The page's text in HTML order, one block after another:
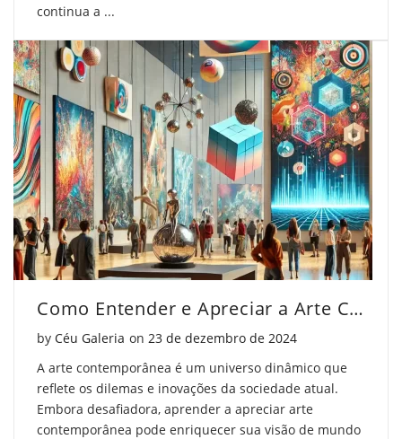
continua a ...
Como Entender e Apreciar a Arte Contemporânea
by Céu Galeria on Posted on
23 de dezembro de 2024
A arte contemporânea é um universo dinâmico que
reflete os dilemas e inovações da sociedade atual.
Embora desafiadora, aprender a apreciar arte
contemporânea pode enriquecer sua visão de mundo